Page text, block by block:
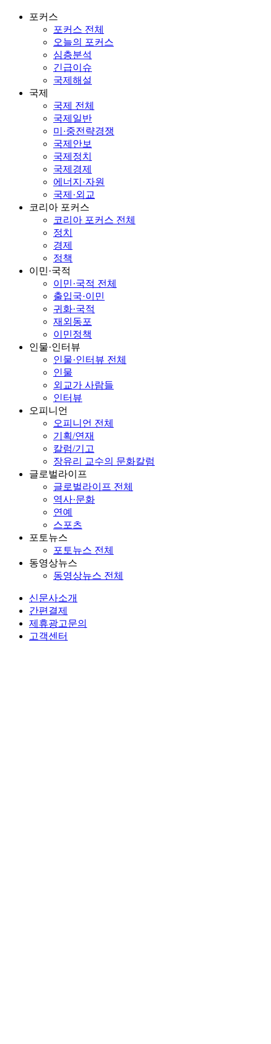
포커스
포커스 전체
오늘의 포커스
심층분석
긴급이슈
국제해설
국제
국제 전체
국제일반
미·중전략경쟁
국제안보
국제정치
국제경제
에너지·자원
국제·외교
코리아 포커스
코리아 포커스 전체
정치
경제
정책
이민·국적
이민·국적 전체
출입국·이민
귀화·국적
재외동포
이민정책
인물·인터뷰
인물·인터뷰 전체
인물
외교가 사람들
인터뷰
오피니언
오피니언 전체
기획/연재
칼럼/기고
장유리 교수의 문화칼럼
글로벌라이프
글로벌라이프 전체
역사·문화
연예
스포츠
포토뉴스
포토뉴스 전체
동영상뉴스
동영상뉴스 전체
신문사소개
간편결제
제휴광고문의
고객센터